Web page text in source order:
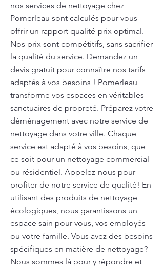
nos services de nettoyage chez
Pomerleau sont calculés pour vous
offrir un rapport qualité-prix optimal.
Nos prix sont compétitifs, sans sacrifier
la qualité du service. Demandez un
devis gratuit pour connaître nos tarifs
adaptés à vos besoins ! Pomerleau
transforme vos espaces en véritables
sanctuaires de propreté. Préparez votre
déménagement avec notre service de
nettoyage dans votre ville. Chaque
service est adapté à vos besoins, que
ce soit pour un nettoyage commercial
ou résidentiel. Appelez-nous pour
profiter de notre service de qualité! En
utilisant des produits de nettoyage
écologiques, nous garantissons un
espace sain pour vous, vos employés
ou votre famille. Vous avez des besoins
spécifiques en matière de nettoyage?
Nous sommes là pour y répondre et